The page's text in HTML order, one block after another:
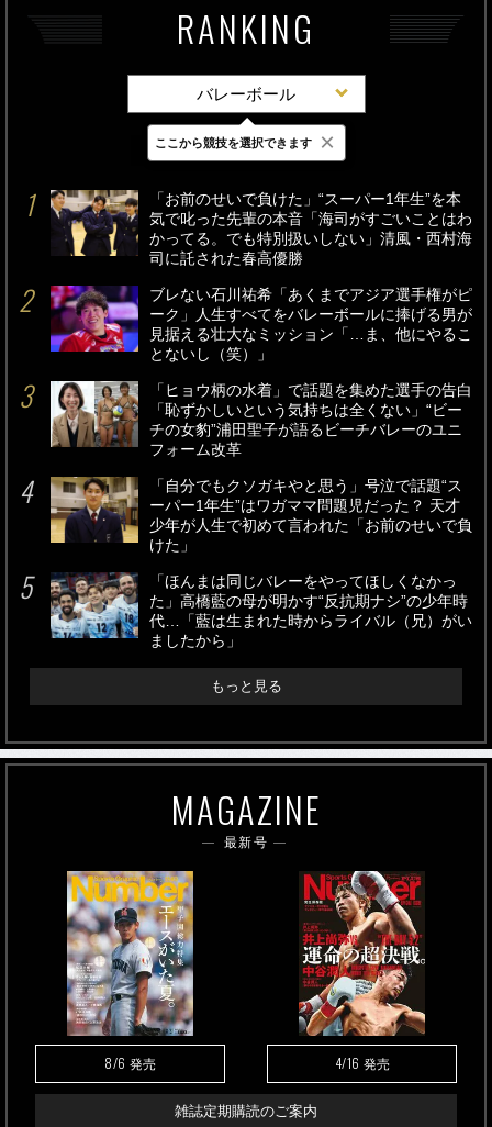
RANKING
バレーボール
最新 24時間 週間
「お前のせいで負けた」“スーパー1年生”を本
気で叱った先輩の本音「海司がすごいことはわ
かってる。でも特別扱いしない」清風・西村海
司に託された春高優勝
ブレない石川祐希「あくまでアジア選手権がピ
ーク」人生すべてをバレーボールに捧げる男が
見据える壮大なミッション「…ま、他にやるこ
とないし（笑）」
「ヒョウ柄の水着」で話題を集めた選手の告白
「恥ずかしいという気持ちは全くない」“ビー
チの女豹”浦田聖子が語るビーチバレーのユニ
フォーム改革
「自分でもクソガキやと思う」号泣で話題“ス
ーパー1年生”はワガママ問題児だった？ 天才
少年が人生で初めて言われた「お前のせいで負
けた」
「ほんまは同じバレーをやってほしくなかっ
た」高橋藍の母が明かす“反抗期ナシ”の少年時
代…「藍は生まれた時からライバル（兄）がい
ましたから」
もっと見る
MAGAZINE
最新号
8/6 発売 4/16 発売
雑誌定期購読のご案内
ここから競技を選択できます ×